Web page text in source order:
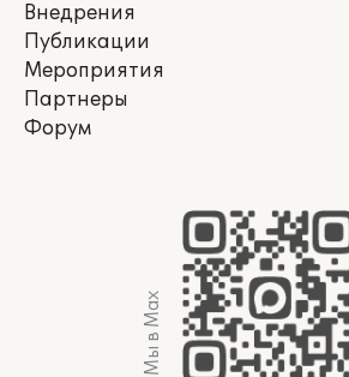
Внедрения
Публикации
Мероприятия
Партнеры
Форум
Мы в Max